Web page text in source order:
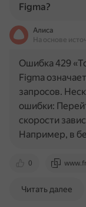
Figma?
Алиса
На основе
0
Ошибка 429
Figma
запросов.
ошибки:
скорости
Например, в
Читать далее